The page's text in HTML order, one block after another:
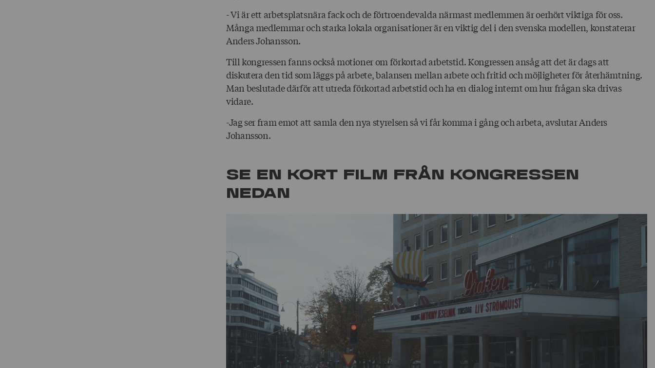
- Vi är ett arbetsplatsnära fack och de förtroendevalda närmast medlemmen är oerhört viktiga för oss.
Många medlemmar och starka lokala organisationer är en viktig del i den svenska modellen, konstaterar
Anders Johansson.
Till kongressen fanns också motioner om förkortad arbetstid. Kongressen ansåg att det är dags att
diskutera den tid som läggs på arbete, balansen mellan arbete och fritid och möjligheter för återhämtning.
Man beslutade därför att utreda förkortad arbetstid och ha en dialog internt om hur frågan ska drivas
vidare.
-Jag ser fram emot att samla den nya styrelsen så vi får komma i gång och arbeta, avslutar Anders
Johansson.
Se en kort film från kongressen
nedan